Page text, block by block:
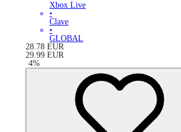
Xbox Live
•
Clave
•
GLOBAL
28.78 EUR
29.99 EUR
-4%